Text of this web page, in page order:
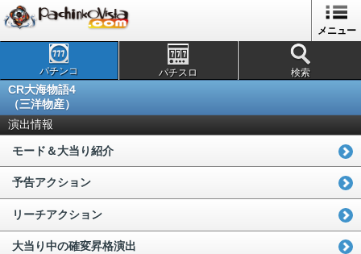
メニュー
パチンコ パチスロ 検索
CR大海物語4
（三洋物産）
演出情報
モード＆大当り紹介
予告アクション
リーチアクション
大当り中の確変昇格演出